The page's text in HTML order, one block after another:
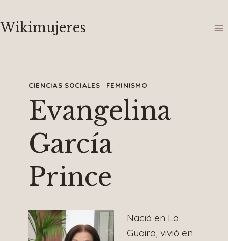
al
Wikimujeres
CIENCIAS SOCIALES | FEMINISMO
Evangelina
García
Prince
Nació en La
Guaira, vivió en